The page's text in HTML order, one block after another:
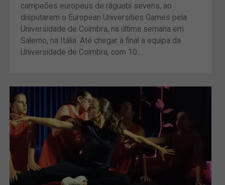
campeões europeus de râguebi sevens, ao
disputarem o European Universities Games pela
Universidade de Coimbra, na última semana em
Salerno, na Itália. Até chegar à final a equipa da
Universidade de Coimbra, com 10...